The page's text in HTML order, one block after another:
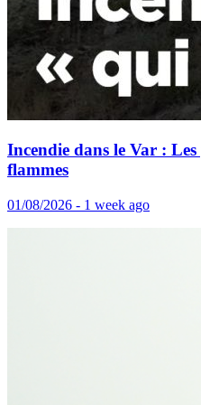
Incendie dans le Var :
flammes
01/08/2026 - 1 week ago